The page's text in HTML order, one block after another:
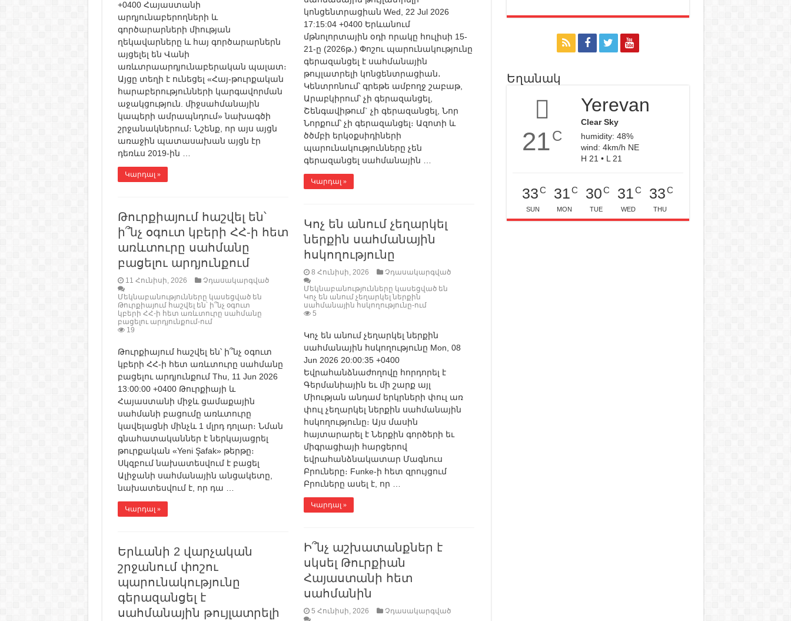
կոնցենտրացիան Wed, 22 Jul 2026
17:15:04 +0400 Երևանում
մթնոլորտային օդի որակը հուլիսի 15-
21-ը (2026թ․) Փոշու պարունակությունը
գերազանցել է սահմանային
թույլատրելի կոնցենտրացիան․
Կենտրոնում՝ գրեթե ամբողջ շաբաթ,
Արաբկիրում՝ չի գերազանցել,
Շենգավիթում` չի գերազանցել, Նոր
Նորքում՝ չի գերազանցել։ Ազոտի և
ծծմբի երկօքսիդիների
պարունակությունները չեն
գերազանցել սահմանային …
Կարդալ »
+0400 Հայաստանի
արդյունաբերողների և
գործարարների միության
ղեկավարները և հայ գործարարներն
այցելել են Վանի
առևտրաարդյունաբերական պալատ։
Այցը տեղի է ունեցել «Հայ-թուրքական
հարաբերությունների կարգավորման
աջակցություն. միջսահմանային
կապերի ամրապնդում» նախագծի
շրջանակներում։ Նշենք, որ այս այցն
առաջին պատասախան այցն էր
դեռևս 2019-ին …
Կարդալ »
Թուրքիայում հաշվել են՝
ի՞նչ օգուտ կբերի ՀՀ-ի հետ
առևտուրը սահմանը
բացելու արդյունքում
11 Հունիսի, 2026
Չդասակարգված
Մեկնաբանությունները կասեցված են
Թուրքիայում հաշվել են՝ ի՞նչ օգուտ
կբերի ՀՀ-ի հետ առևտուրը սահմանը
բացելու արդյունքում-ում
19
Թուրքիայում հաշվել են՝ ի՞նչ օգուտ
կբերի ՀՀ-ի հետ առևտուրը սահմանը
բացելու արդյունքում Thu, 11 Jun 2026
13:00:00 +0400 Թուրքիայի և
Հայաստանի միջև ցամաքային
սահմանի բացումը առևտուրը
կավելացնի մինչև 1 մլրդ դոլար։ Նման
գնահատականներ է ներկայացրել
թուրքական «Yeni Şafak» թերթը։
Սկզբում նախատեսվում է բացել
Ալիջանի սահմանային անցակետը,
նախատեսվում է, որ դա …
Կարդալ »
Կոչ են անում չեղարկել
ներքին սահմանային
հսկողությունը
8 Հունիսի, 2026
Չդասակարգված
Մեկնաբանությունները կասեցված են
Կոչ են անում չեղարկել ներքին
սահմանային հսկողությունը-ում
5
Կոչ են անում չեղարկել ներքին
սահմանային հսկողությունը Mon, 08
Jun 2026 20:00:35 +0400
Եվրահանձնաժողովը հորդորել է
Գերմանիային եւ մի շարք այլ
Միության անդամ երկրների փուլ առ
փուլ չեղարկել ներքին սահմանային
հսկողությունը։ Այս մասին
հայտարարել է Ներքին գործերի եւ
միգրացիայի հարցերով
եվրահանձնակատար Մագնուս
Բրուները։ Funke-ի հետ զրույցում
Բրուները ասել է, որ …
Կարդալ »
Ի՞նչ աշխատանքներ է
սկսել Թուրքիան
Հայաստանի հետ
սահմանին
5 Հունիսի, 2026
Չդասակարգված
Երևանի 2 վարչական
շրջանում փոշու
պարունակությունը
գերազանցել է
սահմանային թույլատրելի
Եղանակ
21C
Yerevan
Clear Sky
humidity: 48%
wind: 4km/h NE
H 21 • L 21
33C
SUN
31C
MON
30C
TUE
31C
WED
33C
THU